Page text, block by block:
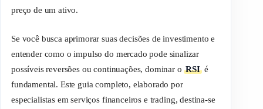
preço de um ativo.
Se você busca aprimorar suas decisões de investimento e
entender como o impulso do mercado pode sinalizar
possíveis reversões ou continuações, dominar oRSI é
fundamental. Este guia completo, elaborado por
especialistas em serviços financeiros e trading, destina-se